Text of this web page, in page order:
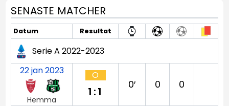
SENASTE MATCHER
Datum Resultat
Serie A 2022-2023
22 jan 2023
Hemma
O
1:1
0′ 0 0